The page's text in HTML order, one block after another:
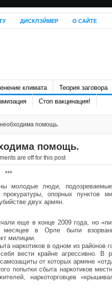
ДИСКЛЭЙМЕР О САЙТЕ
климата Теория заговора
Стоп вакцинация!
помощь.
помощь.
are off for this post
***
молодые люди,
опорных пунктов
двух армян.
еще в конце 2009 года, но
в Орле были
милиции.
наркотиков в одном из районов
вести крайне агрессивно. В
от которых армяне
попытки сбыта наркотиков
наркоторговцев